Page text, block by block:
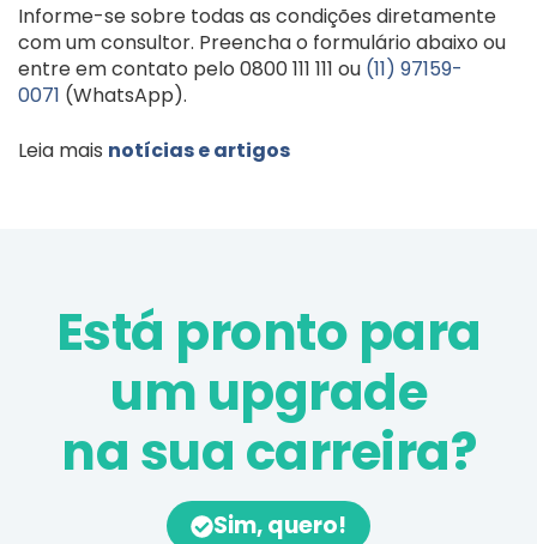
Informe-se sobre todas as condições diretamente
com um consultor. Preencha o formulário abaixo ou
entre em contato pelo 0800 111 111 ou (11) 97159-
0071 (WhatsApp).
Leia mais notícias e artigos
Está pronto para
um upgrade
na sua carreira?
Sim, quero!